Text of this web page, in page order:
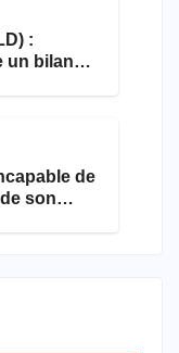
:
un bilan
de
son